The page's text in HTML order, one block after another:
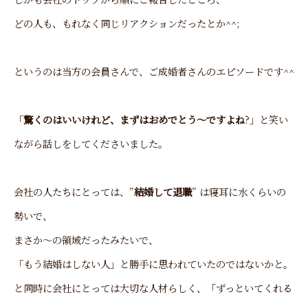
どの人も、もれなく同じリアクションだったとか^^;
というのは当方の会員さんで、ご成婚者さんのエピソードです^^
「驚くのはいいけれど、まずはおめでとう～ですよね?」と笑い
ながら話しをしてくださいました。
会社の人たちにとっては、”結婚して退職” は寝耳に水くらいの
勢いで、
まさか～の領域だったみたいで、
「もう結婚はしない人」と勝手に思われていたのではないかと。
と同時に会社にとっては大切な人材らしく、「ずっといてくれる